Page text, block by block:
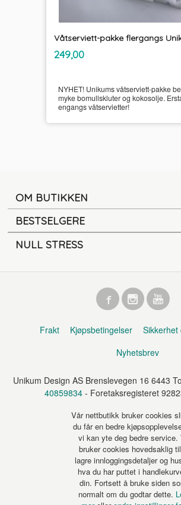
Våtserviett-pakke flergangs
Pris
249,00mva.
NYHET! Unikums våtserviett-pakke
myke bomullskluter og kokosolje.
engangs våtservietter!
OM BUTIKKEN
BESTSELGERE
NULL STRESS
Frakt Kjøpsbetingelser
Sikkerhet
Nyhetsbrev
Unikum Design AS Brenslevegen 16 6443
40859834 - Foretaksregisteret
Vår nettbutikk bruker cookies
du får en bedre
vi kan yte deg bedre service.
bruker cookies hovedsaklig
lagre innloggingsdetaljer og
hva du har puttet i
din. Fortsett å bruke siden
normalt om du godtar dette.